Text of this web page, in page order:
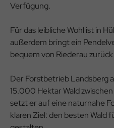
Verfügung.
Für das leibliche Wohl ist in
außerdem bringt ein
bequem von Riederau
Der Forstbetrieb Landsberg
15.000 Hektar Wald
setzt er auf eine naturnahe
klaren Ziel: den besten Wald